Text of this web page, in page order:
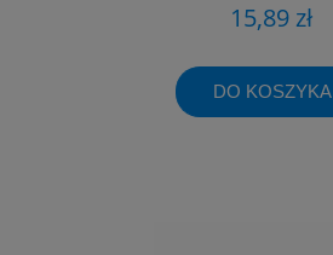
15,89 zł
DO KOSZYKA